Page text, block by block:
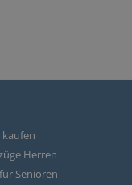
kaufen
Herren
Senioren